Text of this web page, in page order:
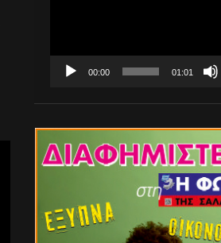
00:00 01:01